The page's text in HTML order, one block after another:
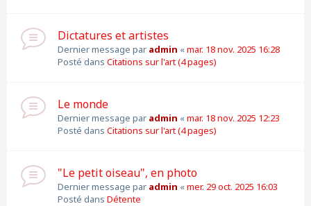
Dictatures et artistes
Dernier message par admin «mar. 18 nov. 2025 16:28
Posté dans Citations sur l'art (4 pages)
Le monde
Dernier message par admin «mar. 18 nov. 2025 12:23
Posté dans Citations sur l'art (4 pages)
"Le petit oiseau", en photo
Dernier message par admin «mer. 29 oct. 2025 16:03
Posté dans Détente